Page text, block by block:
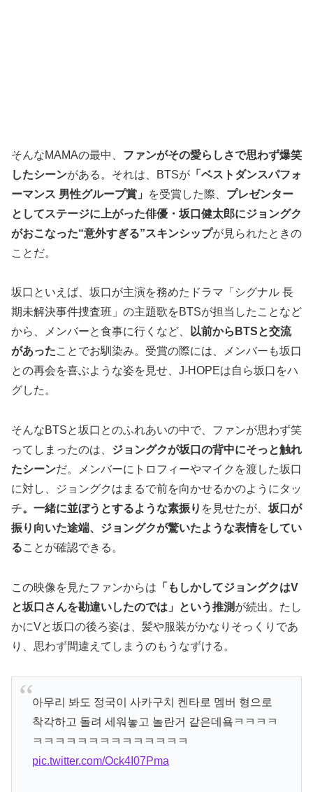
そんなMAMAの最中、 ファンがその愛らしさで思わず爆笑
したシーンがある。それは、BTSが 「ベストダンスパフォ
ーマンス 男性グループ賞」
を受賞した際、 プレゼンター
としてステージに上がった俳優・坂口健太郎にジョングク
がおこなった“意外すぎる”スキンシップが見られたときの
ことだ。
坂口といえば、坂口が主演を務めたドラマ「シグナル 長
期未解決事件捜査班」の主題歌をBTSが担当したことなど
から、メンバーと食事に行くなど、
以前からBTSと交流
があったことでお馴染み。受賞の際には、メンバーも坂口
との再会を喜ぶような姿を見せ、J-HOPEは自ら坂口をハ
グした。
そんなBTSと坂口とのふれあいの中で、ファンが思わず笑
ってしまったのは、 ジョングクが坂口の背中にそっと触れ
たシーンだ。メンバーにトロフィーやマイクを渡した坂口
に対し、ジョングクはまるで前を向かせるかのようにタッ
チ。一緒に並ぼうとするような素振り を見せたが、 坂口が
振り向いた途端、ジョングクが驚いたような表情をしてい
ることが確認できる。
この映像を見たファンからは 「もしかしてジョングクはV
と坂口さんを勘違いしたのでは」という推測 が続出。たし
かにVと坂口の後ろ姿は、髪や服装がかなりそっくりであ
り、思わず間違えてしまうのもうなずける。
아무리 봐도 정국이 사카구치 켄타로 멤버 형으로
착각하고 돌려 세워놓고 놀란거 같은데욬ㅋㅋㅋㅋ
ㅋㅋㅋㅋㅋㅋㅋㅋㅋㅋㅋㅋㅋㅋ
pic.twitter.com/Ock4I07Pma